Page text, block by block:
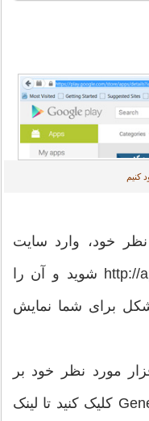
کنیم
خود، وارد سایت
http://apps.evozi.com/apk-downloader شوید و آن را
برای شما نمایش
مورد نظر خود بر
روی گزینه Generate Download Link کلیک کنید تا لینک